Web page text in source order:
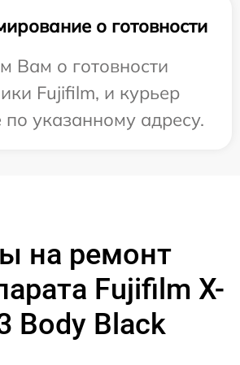
о готовности
Вам о готовности
Fujifilm, и курьер
по указанному адресу.
на ремонт
Fujifilm X-
Body Black